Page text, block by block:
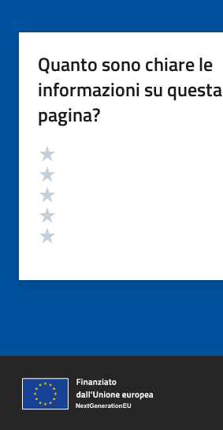
Quanto sono chiare le
informazioni su questa
pagina?
Valutazione